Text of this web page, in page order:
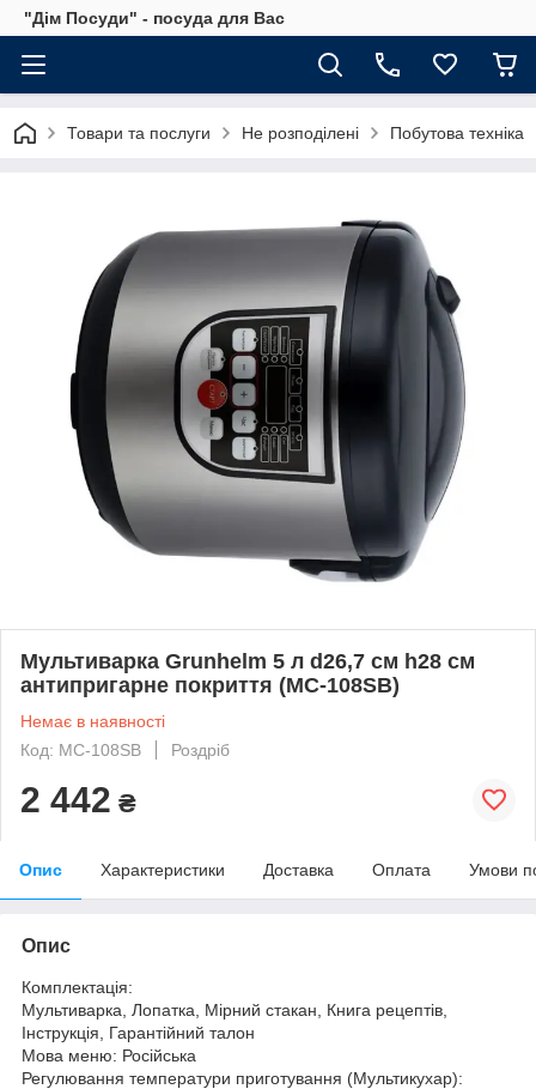
"Дім Посуди" - посуда для Вас
Товари та послуги Не розподілені Побутова техніка
Мультиварка Grunhelm 5 л d26,7 см h28 см
антипригарне покриття (MC-108SB)
Немає в наявності
Код: MC-108SB
Роздріб
2 442 ₴
Опис Характеристики Доставка Оплата Умови
Опис
Комплектація:
Мультиварка, Лопатка, Мірний стакан, Книга рецептів,
Інструкція, Гарантійний талон
Мова меню: Російська
Регулювання температури приготування (Мультикухар):